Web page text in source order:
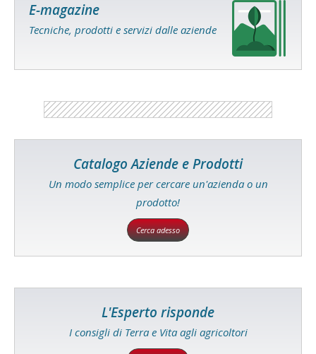
E-magazine
Tecniche, prodotti e servizi dalle aziende
Catalogo Aziende e Prodotti
Un modo semplice per cercare un'azienda o un
prodotto!
Cerca adesso
L'Esperto risponde
I consigli di Terra e Vita agli agricoltori